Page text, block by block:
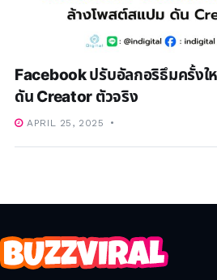
Facebook ปรับอัลกอริธึมครั้ง
ดัน Creator ตัวจริง
APRIL 25, 2025